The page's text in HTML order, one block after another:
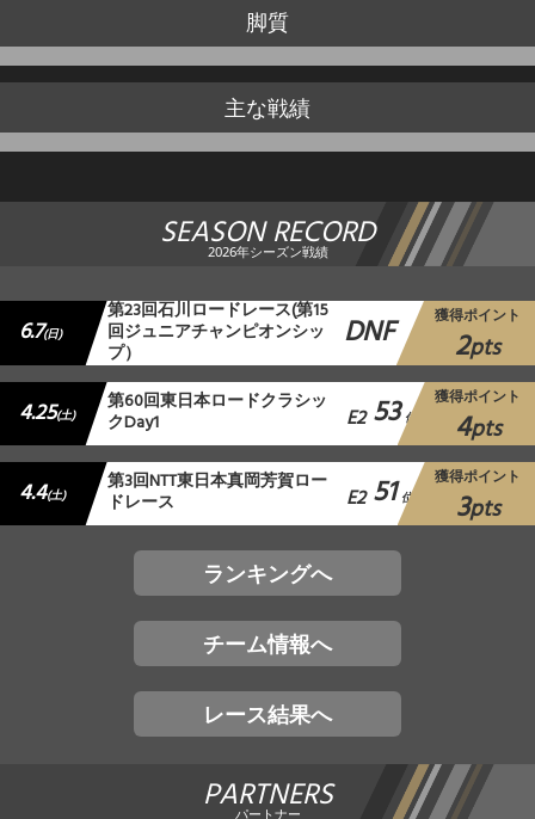
脚質
主な戦績
SEASON RECORD
2026年シーズン戦績
6.7(日)
第23回石川ロードレース(第15
回ジュニアチャンピオンシッ
プ） DNF 獲得ポイント
2pts
4.25(土) 第60回東日本ロードクラシッ
クDay1 E2 53 位
獲得ポイント
4pts
4.4(土) 第3回NTT東日本真岡芳賀ロー
ドレース E2 51 位
獲得ポイント
3pts
ランキングへ
チーム情報へ
レース結果へ
PARTNERS
パートナー